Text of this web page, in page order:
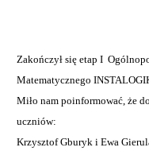
Zakończył się etap I
Matematycznego
Miło nam poinformować, że
uczniów:
Krzysztof Gburyk i Ewa